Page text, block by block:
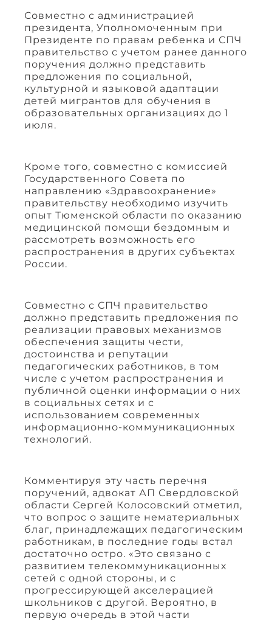
Совместно с администрацией
президента, Уполномоченным при
Президенте по правам ребенка и СПЧ
правительство с учетом ранее данного
поручения должно представить
предложения по социальной,
культурной и языковой адаптации
детей мигрантов для обучения в
образовательных организациях до 1
июля.
Кроме того, совместно с комиссией
Государственного Совета по
направлению «Здравоохранение»
правительству необходимо изучить
опыт Тюменской области по оказанию
медицинской помощи бездомным и
рассмотреть возможность его
распространения в других субъектах
России.
Совместно с СПЧ правительство
должно представить предложения по
реализации правовых механизмов
обеспечения защиты чести,
достоинства и репутации
педагогических работников, в том
числе с учетом распространения и
публичной оценки информации о них
в социальных сетях и с
использованием современных
информационно-коммуникационных
технологий.
Комментируя эту часть перечня
поручений, адвокат АП Свердловской
области Сергей Колосовский отметил,
что вопрос о защите нематериальных
благ, принадлежащих педагогическим
работникам, в последние годы встал
достаточно остро. «Это связано с
развитием телекоммуникационных
сетей с одной стороны, и с
прогрессирующей акселерацией
школьников с другой. Вероятно, в
первую очередь в этой части